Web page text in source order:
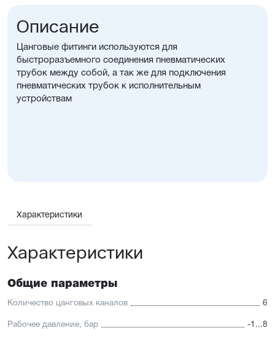
Описание
Цанговые фитинги используются для
быстроразъемного соединения пневматических
трубок между собой, а так же для подключения
пневматических трубок к исполнительным
устройствам
Характеристики
Характеристики
Общие параметры
Количество цанговых каналов 6
Рабочее давление, бар -1...8